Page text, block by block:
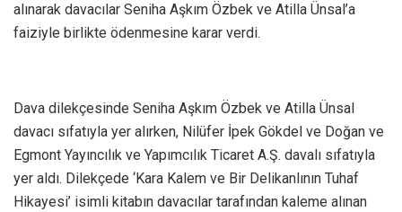
alınarak davacılar Seniha Aşkım Özbek ve Atilla Ünsal’a
faiziyle birlikte ödenmesine karar verdi.
Dava dilekçesinde Seniha Aşkım Özbek ve Atilla Ünsal
davacı sıfatıyla yer alırken, Nilüfer İpek Gökdel ve Doğan ve
Egmont Yayıncılık ve Yapımcılık Ticaret A.Ş. davalı sıfatıyla
yer aldı. Dilekçede ‘Kara Kalem ve Bir Delikanlının Tuhaf
Hikayesi’ isimli kitabın davacılar tarafından kaleme alınan